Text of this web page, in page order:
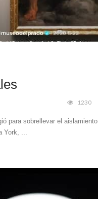
1230
para sobrellevar el aislamiento
York, ...